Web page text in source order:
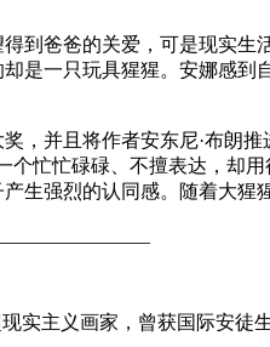
到爸爸的关爱，可是现实
是一只玩具猩猩。安娜感
，并且将作者安东尼·布朗
忙忙碌碌、不擅表达，却
生强烈的认同感。随着大
实主义画家，曾获国际安